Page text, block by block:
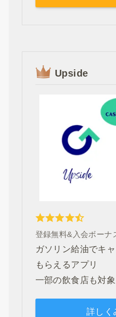
Upside
登録無料&入会ボーナ
ガソリン給油でキ
もらえるアプリ
一部の飲食店も対象
詳しく